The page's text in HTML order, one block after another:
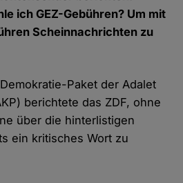
ich GEZ-Gebühren? Um mit
Scheinnachrichten zu
Paket der Adalet
berichtete das ZDF, ohne
über die hinterlistigen
ein kritisches Wort zu